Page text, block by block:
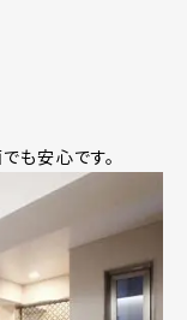
も安心です。